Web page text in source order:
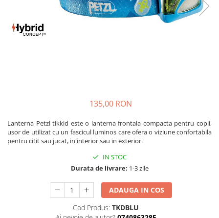
Accesorii
Jachete
Sosete
Sosete
Imbracaminte de corp
135,00 RON
Lanterna Petzl tikkid este o lanterna frontala compacta pentru copii,
usor de utilizat cu un fascicul luminos care ofera o viziune confortabila
pentru citit sau jucat, in interior sau in exterior.
IN STOC
Durata de livrare: 1-3 zile
ADAUGA IN COS
Cod Produs: TKDBLU